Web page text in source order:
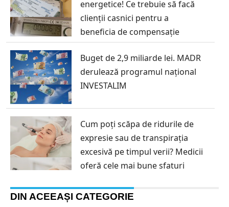
energetice! Ce trebuie să facă
clienții casnici pentru a
beneficia de compensație
Buget de 2,9 miliarde lei. MADR
derulează programul național
INVESTALIM
Cum poți scăpa de ridurile de
expresie sau de transpirația
excesivă pe timpul verii? Medicii
oferă cele mai bune sfaturi
DIN ACEEAȘI CATEGORIE